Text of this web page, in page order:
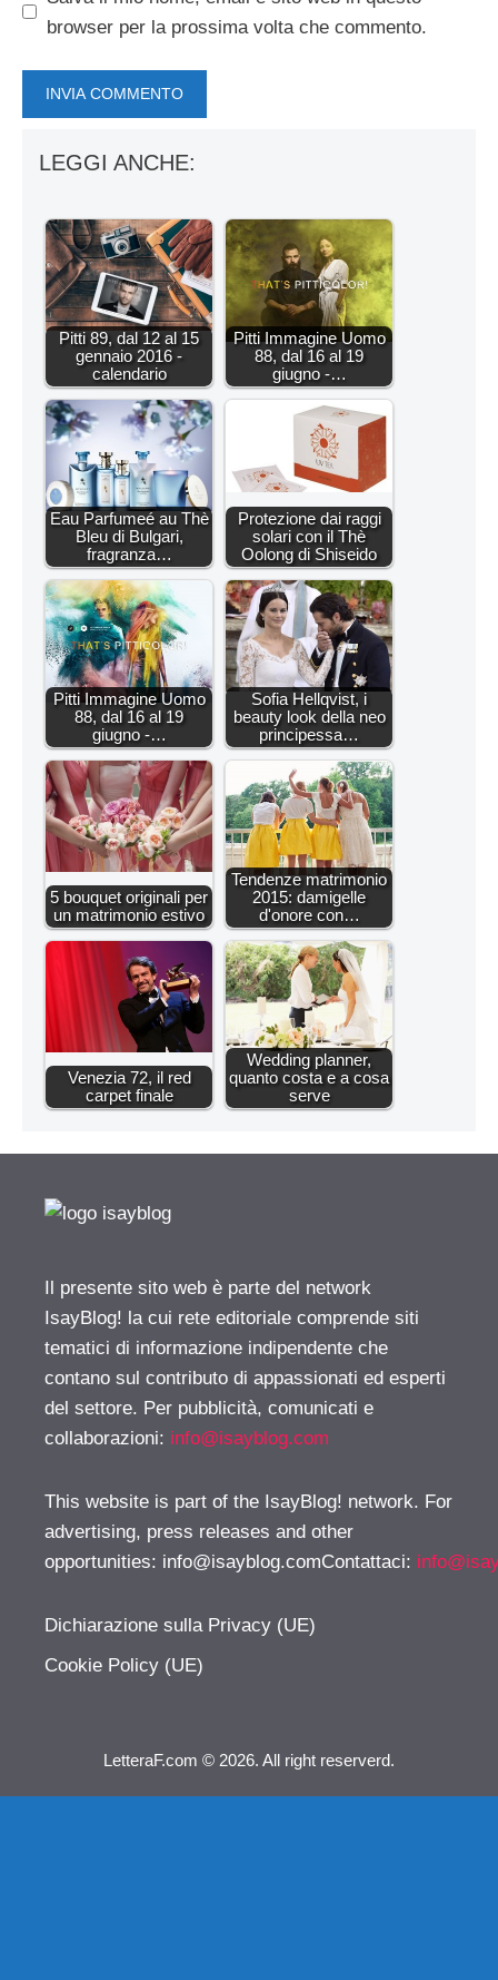
browser per la prossima volta che commento.
LEGGI ANCHE:
Pitti 89, dal 12 al 15
gennaio 2016 -
calendario
Pitti Immagine Uomo
88, dal 16 al 19
giugno -…
Eau Parfumeé au Thè
Bleu di Bulgari,
fragranza…
Protezione dai raggi
solari con il Thè
Oolong di Shiseido
Pitti Immagine Uomo
88, dal 16 al 19
giugno -…
Sofia Hellqvist, i
beauty look della neo
principessa…
5 bouquet originali per
un matrimonio estivo
Tendenze matrimonio
2015: damigelle
d'onore con…
Venezia 72, il red
carpet finale
Wedding planner,
quanto costa e a cosa
serve
Il presente sito web è parte del network
IsayBlog! la cui rete editoriale comprende siti
tematici di informazione indipendente che
contano sul contributo di appassionati ed esperti
del settore. Per pubblicità, comunicati e
collaborazioni: info@isayblog.com
This website is part of the IsayBlog! network. For
advertising, press releases and other
opportunities: info@isayblog.comContattaci:
Dichiarazione sulla Privacy (UE)
Cookie Policy (UE)
LetteraF.com © 2026. All right reserverd.